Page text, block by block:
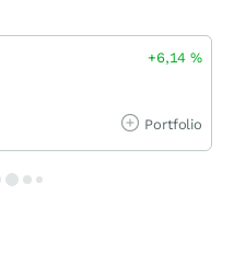
+6,14%
Portfolio